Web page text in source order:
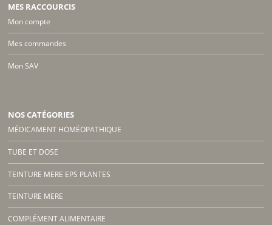
MES RACCOURCIS
Mon compte
Mes commandes
Mon SAV
NOS CATÉGORIES
MÉDICAMENT HOMÉOPATHIQUE
TUBE ET DOSE
TEINTURE MERE EPS PLANTES
TEINTURE MERE
COMPLÉMENT ALIMENTAIRE